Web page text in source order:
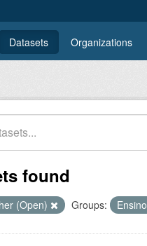
Datasets Organizations
found
(Open) Groups: Ensino